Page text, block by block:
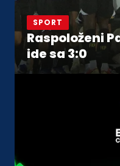
SPORT
Raspoloženi
ide sa 3:0